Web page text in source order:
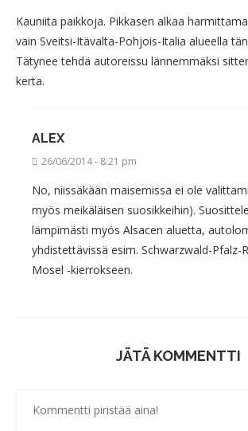
Kauniita paikkoja. Pikkasen alkaa
vain Sveitsi-Itävalta-Pohjois-Italia alueella
Tätynee tehdä autoreissu lännemmäksi
kerta.
ALEX
26/06/2014 - 8:21 pm
No, niissäkään maisemissa ei ole
myös meikäläisen suosikkeihin).
lämpimästi myös Alsacen aluetta,
yhdistettävissä esim. Schwarzwald-Pfalz-
Mosel -kierrokseen.
JÄTÄ KOMMENTTI